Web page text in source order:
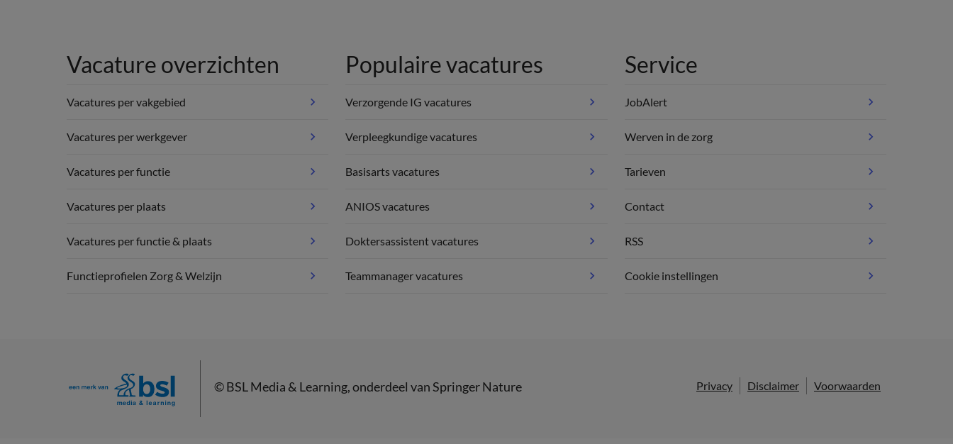
Vacature overzichten
Vacatures per vakgebied
Vacatures per werkgever
Vacatures per functie
Vacatures per plaats
Vacatures per functie & plaats
Functieprofielen Zorg & Welzijn
Populaire vacatures
Verzorgende IG vacatures
Verpleegkundige vacatures
Basisarts vacatures
ANIOS vacatures
Doktersassistent vacatures
Teammanager vacatures
Service
JobAlert
Werven in de zorg
Tarieven
Contact
RSS
Cookie instellingen
Privacy Disclaimer Voorwaarden
©BSL Media & Learning, onderdeel vanSpringer Nature